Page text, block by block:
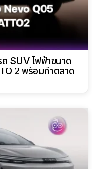
SUV ไฟฟ้าขนาด
2 พร้อมทำตลาด